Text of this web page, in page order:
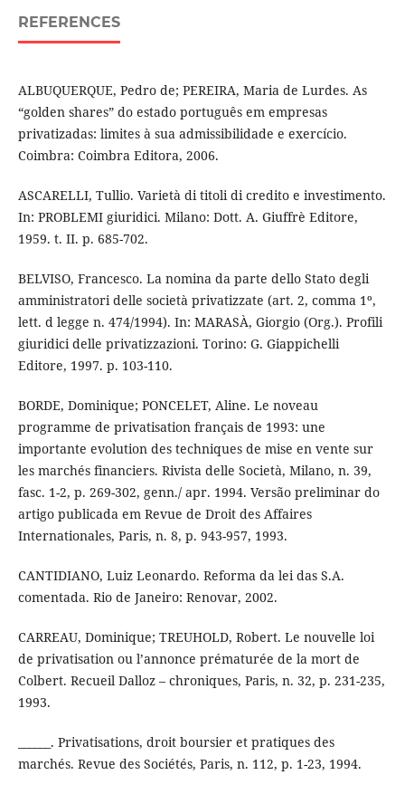
REFERENCES
ALBUQUERQUE, Pedro de; PEREIRA, Maria de Lurdes. As
“golden shares” do estado português em empresas
privatizadas: limites à sua admissibilidade e exercício.
Coimbra: Coimbra Editora, 2006.
ASCARELLI, Tullio. Varietà di titoli di credito e investimento.
In: PROBLEMI giuridici. Milano: Dott. A. Giuffrè Editore,
1959. t. II. p. 685-702.
BELVISO, Francesco. La nomina da parte dello Stato degli
amministratori delle società privatizzate (art. 2, comma 1º,
lett. d legge n. 474/1994). In: MARASÀ, Giorgio (Org.). Profili
giuridici delle privatizzazioni. Torino: G. Giappichelli
Editore, 1997. p. 103-110.
BORDE, Dominique; PONCELET, Aline. Le noveau
programme de privatisation français de 1993: une
importante evolution des techniques de mise en vente sur
les marchés financiers. Rivista delle Società, Milano, n. 39,
fasc. 1-2, p. 269-302, genn./ apr. 1994. Versão preliminar do
artigo publicada em Revue de Droit des Affaires
Internationales, Paris, n. 8, p. 943-957, 1993.
CANTIDIANO, Luiz Leonardo. Reforma da lei das S.A.
comentada. Rio de Janeiro: Renovar, 2002.
CARREAU, Dominique; TREUHOLD, Robert. Le nouvelle loi
de privatisation ou l’annonce prématurée de la mort de
Colbert. Recueil Dalloz – chroniques, Paris, n. 32, p. 231-235,
1993.
______. Privatisations, droit boursier et pratiques des
marchés. Revue des Sociétés, Paris, n. 112, p. 1-23, 1994.